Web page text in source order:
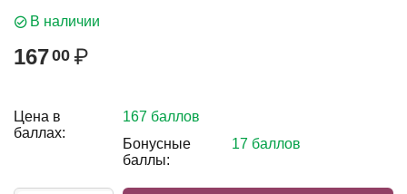
В наличии
16700 ₽
Цена в
баллах:
167 баллов
Бонусные
баллы:
17 баллов